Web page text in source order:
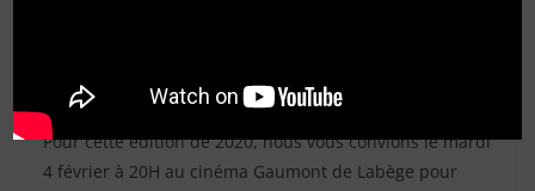
Espoir en Tête 2020
Pour cette édition de 2020, nous vous convions le mardi
4 février à 20H au cinéma Gaumont de Labège pour